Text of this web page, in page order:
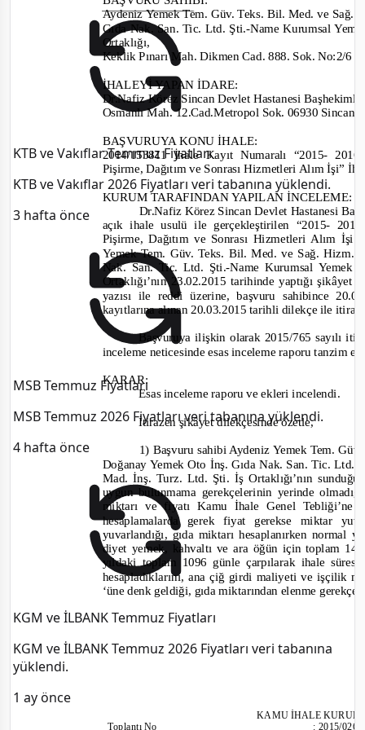
KTB ve Vakıflar Temmuz Fiyatları
KTB ve Vakıflar 2026 Fiyatları veri tabanına yüklendi.
3 hafta önce
MSB Temmuz Fiyatları
MSB Temmuz 2026 Fiyatları veri tabanına yüklendi.
4 hafta önce
KGM ve İLBANK Temmuz Fiyatları
KGM ve İLBANK Temmuz 2026 Fiyatları veri tabanına
yüklendi.
1 ay önce
Aydeniz Yemek Tem. Güv. Teks. Bil. Med. ve Sağ.
Gıda Nak. San. Tic. Ltd. Şti.-Name Kurumsal
Ortaklığı,
Keklik Pınarı Mah. Dikmen Cad. 888. Sok. No:2/6
İHALEYİ YAPAN İDARE:
Dr.Nafiz Körez Sincan Devlet Hastanesi
Osmanlı Mah. 12.Cad.Metropol Sok. 06930
BAŞVURUYA KONU İHALE:
2014/153811İhale Kayıt Numaralı “2015-
Pişirme, Dağıtım ve Sonrası Hizmetleri Alım İşi”
KURUM TARAFINDAN YAPILAN İNCELEME:
Dr.Nafiz Körez Sincan Devlet Hastanesi
açık ihale usulüile gerçekleştirilen “2015-
Pişirme, Dağıtım ve Sonrası Hizmetleri Alım İşi
Yemek Tem. Güv. Teks. Bil. Med. ve Sağ. Hizm.
Nak. San. Tic. Ltd. Şti.-Name Kurumsal
Ortaklığı’nın 23.02.2015 tarihinde yaptığı şikâyet
yazısı ile reddi üzerine, başvuru sahibince
kayıtlarına alınan 20.03.2015 tarihli dilekçe ile
Başvuruya ilişkin olarak 2015/765 sayılı
inceleme neticesinde esas inceleme raporu tanzim
KARAR:
Esas inceleme raporu ve ekleri incelendi.
İtirazen şikâyet dilekçesinde özetle,
1) Başvuru sahibi Aydeniz Yemek Tem.
Doğanay Yemek Oto İnş. Gıda Nak. San. Tic. Ltd.
Mad. İnş. Turz. Ltd. Şti. İş Ortaklığı’nın
uygun bulunmama gerekçelerinin yerinde
miktarı ve fiyatı Kamu İhale Genel Tebliği’ne
hesaplamalarda gerek fiyat gerekse miktar
yuvarlandığı, gıda miktarı hesaplanırken
diyet yemek, kahvaltı ve ara öğün için toplam 14
yıldaki toplam 1096 günle çarpılarak ihale
hesapladıklarını, ana çiğ girdi maliyeti ve işçilik
‘üne denk geldiği, gıda miktarından elenme
KAMU İHALE
ToplantıNo :2015/026